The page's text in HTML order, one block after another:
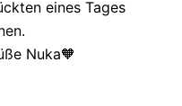
eines Tages
Nuka🧡